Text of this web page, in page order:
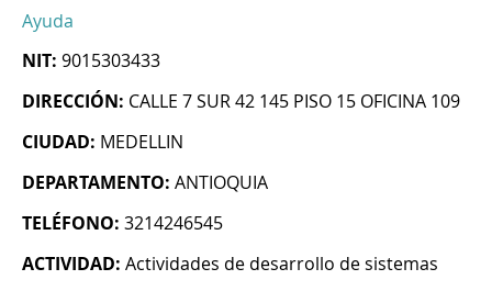
Ayuda
NIT: 9015303433
DIRECCIÓN: CALLE 7 SUR 42 145 PISO 15 OFICINA 109
CIUDAD: MEDELLIN
DEPARTAMENTO: ANTIOQUIA
TELÉFONO: 3214246545
ACTIVIDAD: Actividades de desarrollo de sistemas